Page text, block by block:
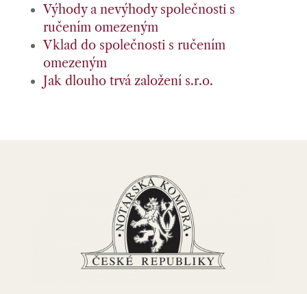
Výhody a nevýhody společnosti s
ručením omezeným
Vklad do společnosti s ručením
omezeným
Jak dlouho trvá založení s.r.o.